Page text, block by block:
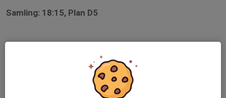
Samling: 18:15, Plan D5